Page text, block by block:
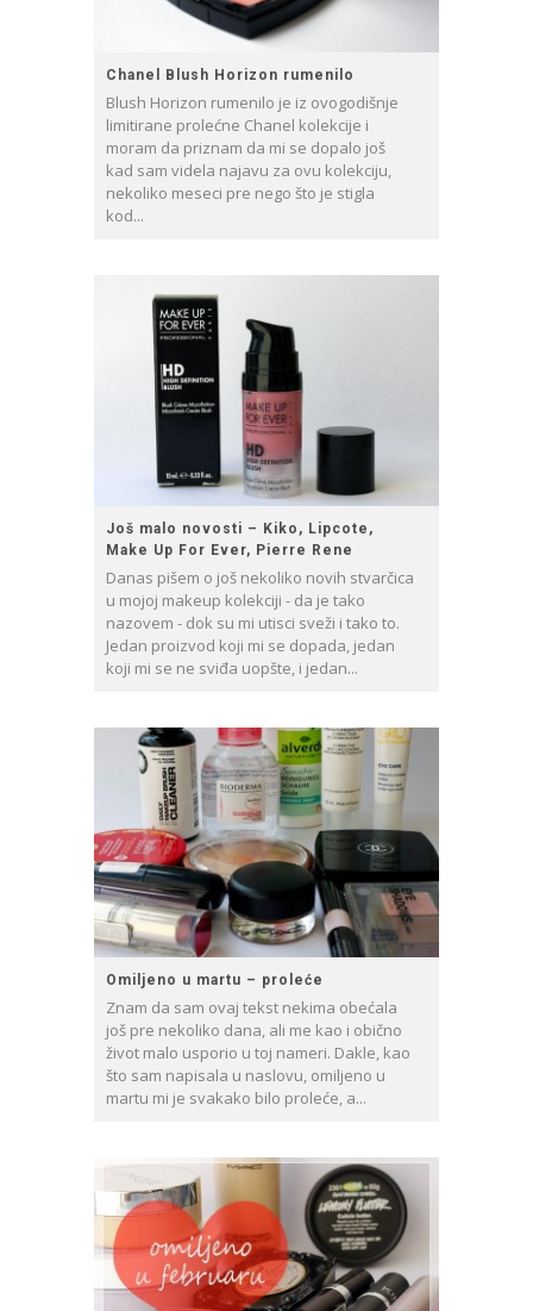
Chanel Blush Horizon rumenilo
Blush Horizon rumenilo je iz ovogodišnje
limitirane prolećne Chanel kolekcije i
moram da priznam da mi se dopalo još
kad sam videla najavu za ovu kolekciju,
nekoliko meseci pre nego što je stigla
kod...
Još malo novosti – Kiko, Lipcote,
Make Up For Ever, Pierre Rene
Danas pišem o još nekoliko novih stvarčica
u mojoj makeup kolekciji - da je tako
nazovem - dok su mi utisci sveži i tako to.
Jedan proizvod koji mi se dopada, jedan
koji mi se ne sviđa uopšte, i jedan...
Omiljeno u martu – proleće
Znam da sam ovaj tekst nekima obećala
još pre nekoliko dana, ali me kao i obično
život malo usporio u toj nameri. Dakle, kao
što sam napisala u naslovu, omiljeno u
martu mi je svakako bilo proleće, a...